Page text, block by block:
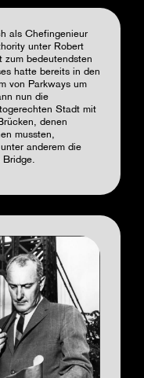
als Chefingenieur
unter Robert
zum bedeutendsten
hatte bereits in den
von Parkways um
nun die
Stadt mit
denen
mussten,
anderem die
Bridge.